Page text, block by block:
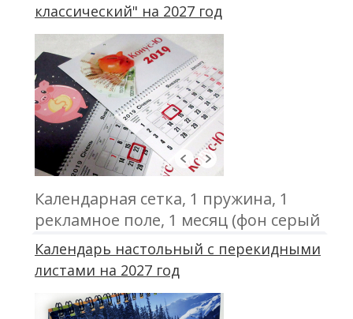
классический" на 2027 год
Календарная сетка, 1 пружина, 1
рекламное поле, 1 месяц (фон серый
и белый). Пластиковый бегунок,
люверс. ламинация.
Календарь настольный c перекидными
листами на 2027 год